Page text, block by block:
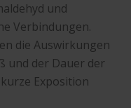
und
Verbindungen.
die Auswirkungen
und der Dauer der
Exposition